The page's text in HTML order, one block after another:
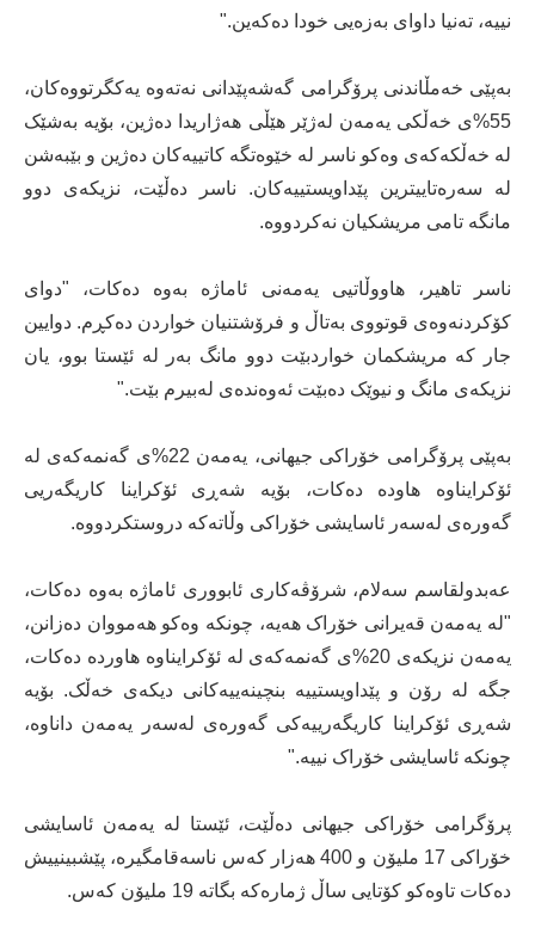
نییە، تەنیا داوای بەزەیی خودا دەکەین."
بەپێی خەمڵاندنی پرۆگرامی گەشەپێدانی نەتەوە یەکگرتووەکان،
55%ی خەڵکی یەمەن لەژێر هێڵی هەژاریدا دەژین، بۆیە بەشێک
لە خەڵکەکەی وەکو ناسر لە خێوەتگە کاتییەکان دەژین و بێبەشن
لە سەرەتاییترین پێداویستییەکان. ناسر دەڵێت، نزیکەی دوو
مانگە تامی مریشکیان نەکردووە.
ناسر تاهیر، هاووڵاتیی یەمەنی ئاماژە بەوە دەکات، "دوای
کۆکردنەوەی قوتووی بەتاڵ و فرۆشتنیان خواردن دەکڕم. دوایین
جار کە مریشکمان خواردبێت دوو مانگ بەر لە ئێستا بوو، یان
نزیکەی مانگ و نیوێک دەبێت ئەوەندەی لەبیرم بێت."
بەپێی پرۆگرامی خۆراکی جیهانی، یەمەن 22%ی گەنمەکەی لە
ئۆکرایناوە هاودە دەکات، بۆیە شەڕی ئۆکراینا کاریگەریی
گەورەی لەسەر ئاسایشی خۆراکی وڵاتەکە دروستکردووە.
عەبدولقاسم سەلام، شرۆڤەکاری ئابووری ئاماژە بەوە دەکات،
"لە یەمەن قەیرانی خۆراک هەیە، چونکە وەکو هەمووان دەزانن،
یەمەن نزیکەی 20%ی گەنمەکەی لە ئۆکرایناوە هاوردە دەکات،
جگە لە رۆن و پێداویستییە بنچینەییەکانی دیکەی خەڵک. بۆیە
شەڕی ئۆکراینا کاریگەرییەکی گەورەی لەسەر یەمەن داناوە،
چونکە ئاسایشی خۆراک نییە."
پرۆگرامی خۆراکی جیهانی دەڵێت، ئێستا لە یەمەن ئاسایشی
خۆراکی 17 ملیۆن و 400 هەزار کەس ناسەقامگیرە، پێشبینییش
دەکات تاوەکو کۆتایی ساڵ ژمارەکە بگاتە 19 ملیۆن کەس.